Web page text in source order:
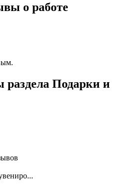
о работе
Подарки и